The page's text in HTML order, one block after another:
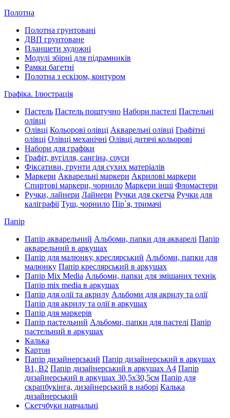
Полотна
Полотна грунтовані
ДВП грунтоване
Планшети художні
Модулі збірні для підрамників
Рамки багетні
Полотна з ескізом, контуром
Графіка. Ілюстрація
Пастель Пастель поштучно Набори пастелі Пастельні
олівці
Олівці Кольорові олівці Акварельні олівці Графітні
олівці Олівці механічні Олівці дитячі кольорові
Набори для графіки
Графіт, вугілля, сангіна, соуси
Фіксативи, грунти для сухих матеріалів
Маркери Акварельні маркери Акрилові маркери
Спиртові маркери, чорнило Маркери інші Фломастери
Ручки, лайнери Лайнери Ручки для скетча Ручки для
каліграфії Туш, чорнило Пір`я, тримачі
Папір
Папір акварельний Альбоми, папки для акварелі Папір
акварельний в аркушах
Папір для малюнку, креслярський Альбоми, папки для
малюнку Папір креслярський в аркушах
Папір Mix Media Альбоми, папки для змішаних технік
Папір mix media в аркушах
Папір для олії та акрилу Альбоми для акрилу та олії
Папір для акрилу та олії в аркушах
Папір для маркерів
Папір пастельний Альбоми, папки для пастелі Папір
пастельний в аркушах
Калька
Картон
Папір дизайнерський Папір дизайнерський в аркушах
В1, В2 Папір дизайнерський в аркушах А4 Папір
дизайнерський в аркушах 30,5х30,5см Папір для
скрапбукінга, дизайнерський в наборі Калька
дизайнерський
Скетчбуки навчальні